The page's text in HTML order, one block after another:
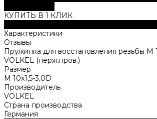
КУПИТЬ В 1 КЛИК
Характеристики
Отзывы
Пружинка для восстановления резьбы M
VOLKEL (нерж.пров.)
Размер
M 10х1,5-3,0D
Производитель
VOLKEL
Страна производства
Германия